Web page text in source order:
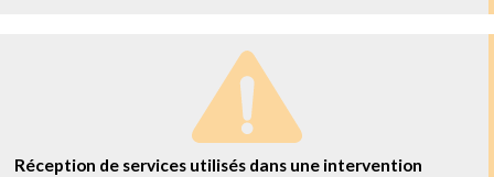
Réception de services utilisés dans une intervention